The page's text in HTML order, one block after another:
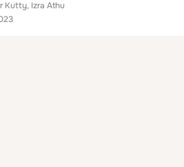
Kutty, Izra Athu